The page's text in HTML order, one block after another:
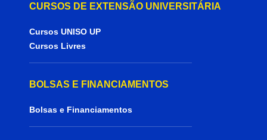
CURSOS DE EXTENSÃO UNIVERSITÁRIA
Cursos UNISO UP
Cursos Livres
BOLSAS E FINANCIAMENTOS
Bolsas e Financiamentos